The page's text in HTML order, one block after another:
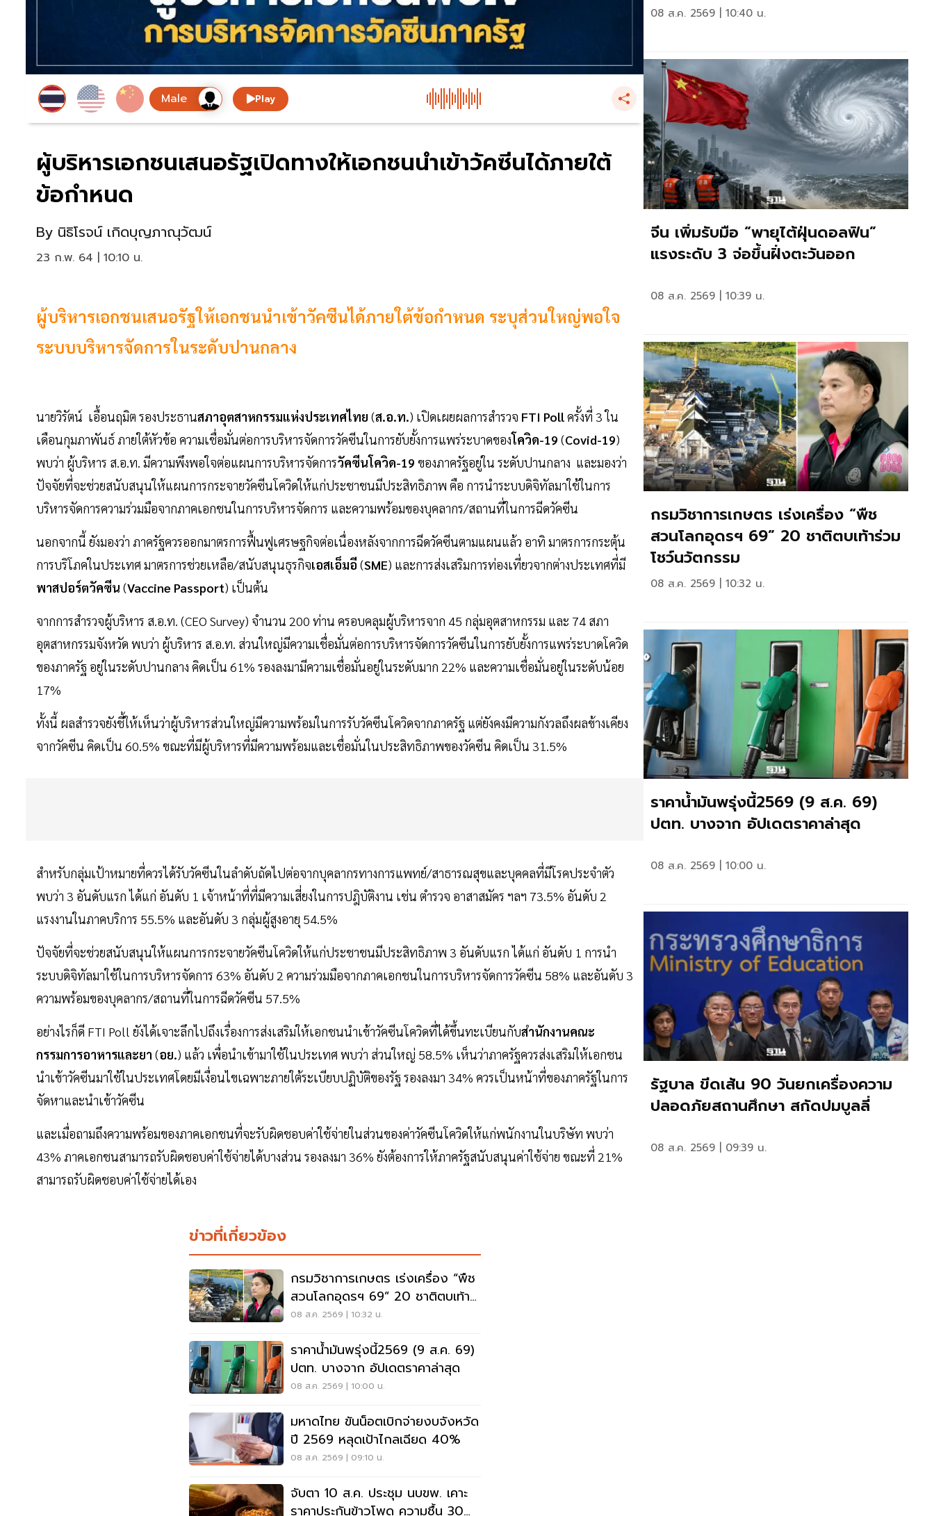
Play
ผู้บริหารเอกชนเสนอรัฐเปิดทางให้เอกชนนำเข้าวัคซีนได้ภายใต้
ข้อกำหนด
By นิธิโรจน์ เกิดบุญภาณุวัฒน์
23 ก.พ. 64 | 10:10 น.
ผู้บริหารเอกชนเสนอรัฐให้เอกชนนำเข้าวัคซีนได้ภายใต้ข้อกำหนด ระบุส่วนใหญ่พอใจ
ระบบบริหารจัดการในระดับปานกลาง
นายวิรัตน์ เอื้อนฤมิต รองประธานสภาอุตสาหกรรมแห่งประเทศไทย (ส.อ.ท.) เปิดเผยผลการสำรวจ FTI Pollครั้งที่ 3 ใน
เดือนกุมภาพันธ์ ภายใต้หัวข้อ ความเชื่อมั่นต่อการบริหารจัดการวัคซีนในการยับยั้งการแพร่ระบาดของโควิด-19 (Covid-19)
พบว่า ผู้บริหาร ส.อ.ท. มีความพึงพอใจต่อแผนการบริหารจัดการวัคซีนโควิด-19 ของภาครัฐอยู่ใน ระดับปานกลาง และมองว่า
ปัจจัยที่จะช่วยสนับสนุนให้แผนการกระจายวัคซีนโควิดให้แก่ประชาชนมีประสิทธิภาพ คือ การนำระบบดิจิทัลมาใช้ในการ
บริหารจัดการความร่วมมือจากภาคเอกชนในการบริหารจัดการ และความพร้อมของบุคลากร/สถานที่ในการฉีดวัคซีน
นอกจากนี้ ยังมองว่า ภาครัฐควรออกมาตรการฟื้นฟูเศรษฐกิจต่อเนื่องหลังจากการฉีดวัคซีนตามแผนแล้ว อาทิ มาตรการกระตุ้น
การบริโภคในประเทศ มาตรการช่วยเหลือ/สนับสนุนธุรกิจเอสเอ็มอี (SME) และการส่งเสริมการท่องเที่ยวจากต่างประเทศที่มี
พาสปอร์ตวัคซีน (Vaccine Passport) เป็นต้น
จากการสำรวจผู้บริหาร ส.อ.ท. (CEO Survey) จำนวน 200 ท่าน ครอบคลุมผู้บริหารจาก 45 กลุ่มอุตสาหกรรม และ 74 สภา
อุตสาหกรรมจังหวัด พบว่า ผู้บริหาร ส.อ.ท. ส่วนใหญ่มีความเชื่อมั่นต่อการบริหารจัดการวัคซีนในการยับยั้งการแพร่ระบาดโควิด
ของภาครัฐ อยู่ในระดับปานกลาง คิดเป็น 61% รองลงมามีความเชื่อมั่นอยู่ในระดับมาก 22% และความเชื่อมั่นอยู่ในระดับน้อย
17%
ทั้งนี้ ผลสำรวจยังชี้ให้เห็นว่าผู้บริหารส่วนใหญ่มีความพร้อมในการรับวัคซีนโควิดจากภาครัฐ แต่ยังคงมีความกังวลถึงผลข้างเคียง
จากวัคซีน คิดเป็น 60.5% ขณะที่มีผู้บริหารที่มีความพร้อมและเชื่อมั่นในประสิทธิภาพของวัคซีน คิดเป็น 31.5%
สำหรับกลุ่มเป้าหมายที่ควรได้รับวัคซีนในลำดับถัดไปต่อจากบุคลากรทางการแพทย์/สาธารณสุขและบุคคลที่มีโรคประจำตัว
พบว่า 3 อันดับแรก ได้แก่ อันดับ 1 เจ้าหน้าที่ที่มีความเสี่ยงในการปฎิบัติงาน เช่น ตำรวจ อาสาสมัคร ฯลฯ 73.5% อันดับ 2
แรงงานในภาคบริการ 55.5% และอันดับ 3 กลุ่มผู้สูงอายุ 54.5%
ปัจจัยที่จะช่วยสนับสนุนให้แผนการกระจายวัคซีนโควิดให้แก่ประชาชนมีประสิทธิภาพ 3 อันดับแรก ได้แก่ อันดับ 1 การนำ
ระบบดิจิทัลมาใช้ในการบริหารจัดการ 63% อันดับ 2 ความร่วมมือจากภาคเอกชนในการบริหารจัดการวัคซีน 58% และอันดับ 3
ความพร้อมของบุคลากร/สถานที่ในการฉีดวัคซีน 57.5%
อย่างไรก็ดี FTI Poll ยังได้เจาะลึกไปถึงเรื่องการส่งเสริมให้เอกชนนำเข้าวัคซีนโควิดที่ได้ขึ้นทะเบียนกับสำนักงานคณะ
กรรมการอาหารและยา (อย.) แล้ว เพื่อนำเข้ามาใช้ในประเทศ พบว่า ส่วนใหญ่ 58.5% เห็นว่าภาครัฐควรส่งเสริมให้เอกชน
นำเข้าวัคซีนมาใช้ในประเทศโดยมีเงื่อนไขเฉพาะภายใต้ระเบียบปฏิบัติของรัฐ รองลงมา 34% ควรเป็นหน้าที่ของภาครัฐในการ
จัดหาและนำเข้าวัคซีน
และเมื่อถามถึงความพร้อมของภาคเอกชนที่จะรับผิดชอบค่าใช้จ่ายในส่วนของค่าวัคซีนโควิดให้แก่พนักงานในบริษัท พบว่า
43% ภาคเอกชนสามารถรับผิดชอบค่าใช้จ่ายได้บางส่วน รองลงมา 36% ยังต้องการให้ภาครัฐสนับสนุนค่าใช้จ่าย ขณะที่ 21%
สามารถรับผิดชอบค่าใช้จ่ายได้เอง
ข่าวที่เกี่ยวข้อง
กรมวิชาการเกษตร เร่งเครื่อง “พืช
สวนโลกอุดรฯ 69” 20 ชาติตบเท้า
ร่วมโชว์นวัตกรรม
08 ส.ค. 2569 | 10:32 น.
ราคาน้ำมันพรุ่งนี้2569 (9 ส.ค. 69)
ปตท. บางจาก อัปเดตราคาล่าสุด
08 ส.ค. 2569 | 10:00 น.
มหาดไทย ขันน็อตเบิกจ่ายงบจังหวัด
ปี 2569 หลุดเป้าไกลเฉียด 40%
08 ส.ค. 2569 | 09:10 น.
จับตา 10 ส.ค. ประชุม นบขพ. เคาะ
ราคาประกันข้าวโพด ความชื้น 30%
08 ส.ค. 2569 | 10:40 น.
จีน เพิ่มรับมือ “พายุไต้ฝุ่นดอลฟิน”
แรงระดับ 3 จ่อขึ้นฝั่งตะวันออก
08 ส.ค. 2569 | 10:39 น.
กรมวิชาการเกษตร เร่งเครื่อง “พืช
สวนโลกอุดรฯ 69” 20 ชาติตบเท้าร่วม
โชว์นวัตกรรม
08 ส.ค. 2569 | 10:32 น.
ราคาน้ำมันพรุ่งนี้2569 (9 ส.ค. 69)
ปตท. บางจาก อัปเดตราคาล่าสุด
08 ส.ค. 2569 | 10:00 น.
รัฐบาล ขีดเส้น 90 วันยกเครื่องความ
ปลอดภัยสถานศึกษา สกัดปมบูลลี่
08 ส.ค. 2569 | 09:39 น.